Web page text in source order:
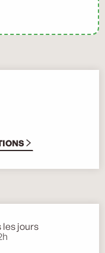
les jours